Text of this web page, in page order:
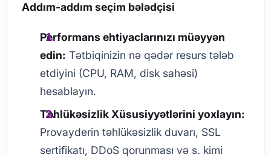
Addım-addım seçim bələdçisi
Performans ehtiyaclarınızı müəyyən
edin: Tətbiqinizin nə qədər resurs tələb
etdiyini (CPU, RAM, disk sahəsi)
hesablayın.
Təhlükəsizlik Xüsusiyyətlərini yoxlayın:
Provayderin təhlükəsizlik duvarı, SSL
sertifikatı, DDoS qorunması və s. kimi